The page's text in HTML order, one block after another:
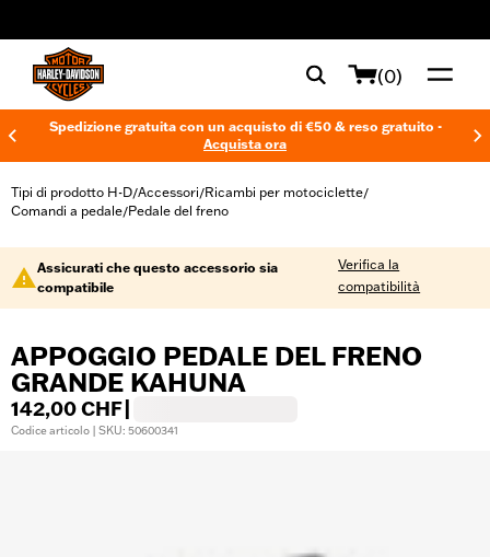
(0)
Spedizione gratuita con un acquisto di €50 & reso gratuito -
Acquista ora
Tipi di prodotto H-D/Accessori/Ricambi per motociclette/
Comandi a pedale/Pedale del freno
Assicurati che questo accessorio sia
compatibile
Verifica la
compatibilità
APPOGGIO PEDALE DEL FRENO
GRANDE KAHUNA
142,00 CHF
Codice articolo | SKU: 50600341